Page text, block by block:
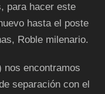
para hacer este
hasta el poste
Roble milenario.
nos encontramos
separación con el